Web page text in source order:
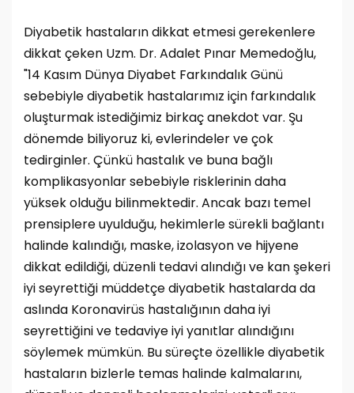
Diyabetik hastaların dikkat etmesi gerekenlere
dikkat çeken Uzm. Dr. Adalet Pınar Memedoğlu,
"14 Kasım Dünya Diyabet Farkındalık Günü
sebebiyle diyabetik hastalarımız için farkındalık
oluşturmak istediğimiz birkaç anekdot var. Şu
dönemde biliyoruz ki, evlerindeler ve çok
tedirginler. Çünkü hastalık ve buna bağlı
komplikasyonlar sebebiyle risklerinin daha
yüksek olduğu bilinmektedir. Ancak bazı temel
prensiplere uyulduğu, hekimlerle sürekli bağlantı
halinde kalındığı, maske, izolasyon ve hijyene
dikkat edildiği, düzenli tedavi alındığı ve kan şekeri
iyi seyrettiği müddetçe diyabetik hastalarda da
aslında Koronavirüs hastalığının daha iyi
seyrettiğini ve tedaviye iyi yanıtlar alındığını
söylemek mümkün. Bu süreçte özellikle diyabetik
hastaların bizlerle temas halinde kalmalarını,